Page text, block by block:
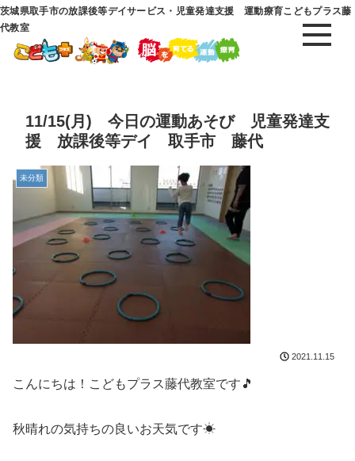
茨城県取手市の放課後等デイサービス・児童発達支援 運動療育こどもプラス藤
代教室
11/15(月) 今日の運動あそび 児童発達支
援 放課後等デイ 取手市 藤代
未分類
2021.11.15
こんにちは！こどもプラス藤代教室です🎵
秋晴れの気持ちの良いお天気です☀